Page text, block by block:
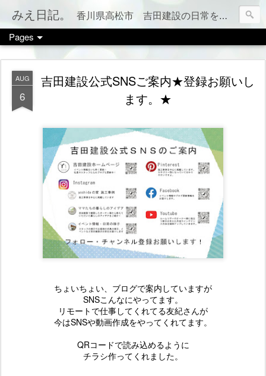
みえ日記。 香川県高松市 吉田建設の日常をお伝えします。 家づくりのこと、税金のこと、カフェやお店情報、ママ会のこと等など、カテゴリー別でもご覧いただけます（右上のメニューボタンを押してね）
Pages
AUG
6
吉田建設公式SNSご案内★登録お願いし
ます。★
ちょいちょい、ブログで案内していますが
SNSこんなにやってます。
リモートで仕事してくれてる友紀さんが
今はSNSや動画作成をやってくれてます。
QRコードで読み込めるように
チラシ作ってくれました。